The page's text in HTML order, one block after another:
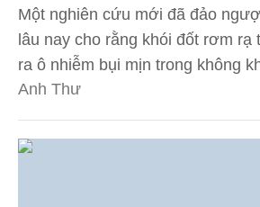
Một nghiên cứu mới đã đảo
lâu nay cho rằng khói đốt rơm rạ
ra ô nhiễm bụi mịn trong không
Anh Thư